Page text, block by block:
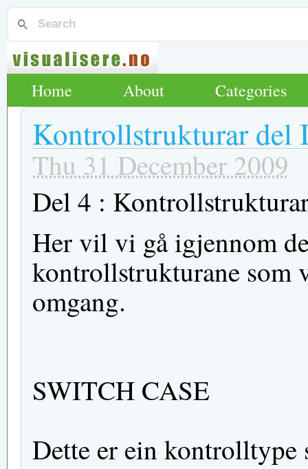
Home About Categories
Kontrollstrukturar del
Thu 31 December 2009
Del 4 :
Her vil vi gå igjennom
kontrollstrukturane som
omgang.
SWITCH CASE
Dette er ein kontrolltype